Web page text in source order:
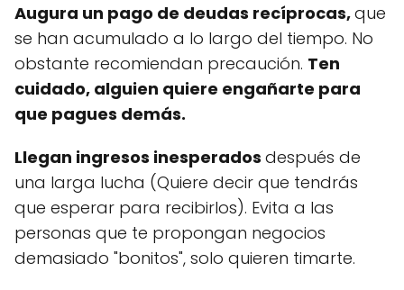
Augura un pago de deudas recíprocas,que
se han acumulado a lo largo del tiempo. No
obstante recomiendan precaución. Ten
cuidado, alguien quiere engañarte para
que pagues demás.
Llegan ingresos inesperados después de
una larga lucha (Quiere decir que tendrás
que esperar para recibirlos). Evita a las
personas que te propongan negocios
demasiado "bonitos", solo quieren timarte.